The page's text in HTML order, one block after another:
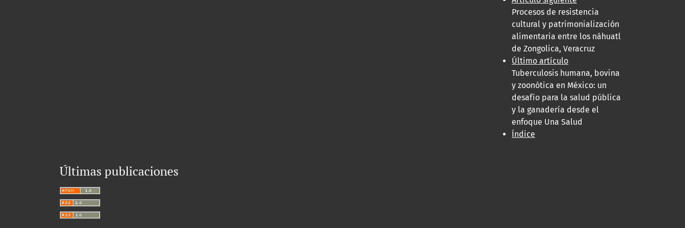
Procesos de resistencia
cultural y patrimonialización
alimentaria entre los náhuatl
de Zongolica, Veracruz
Último artículo
Tuberculosis humana, bovina
y zoonótica en México: un
desafío para la salud pública
y la ganadería desde el
enfoque Una Salud
Índice
Últimas publicaciones